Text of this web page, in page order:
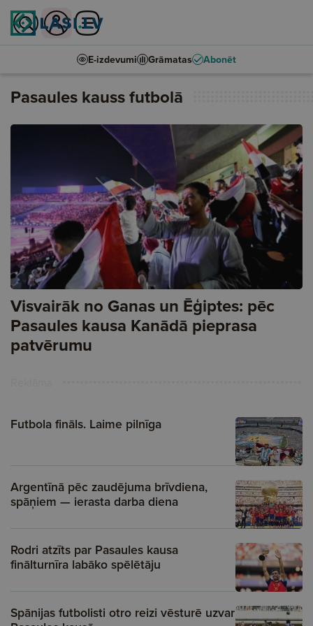
E-izdevumi Grāmatas Abonēt
Pasaules kauss futbolā
Visvairāk no Ganas un Ēģiptes: pēc
Pasaules kausa Kanādā pieprasa
patvērumu
Futbola fināls. Laime pilnīga
Argentīnā pēc zaudējuma brīvdiena,
spāņiem — ierasta darba diena
Rodri atzīts par Pasaules kausa
finālturnīra labāko spēlētāju
Spānijas futbolisti otro reizi vēsturē uzvar